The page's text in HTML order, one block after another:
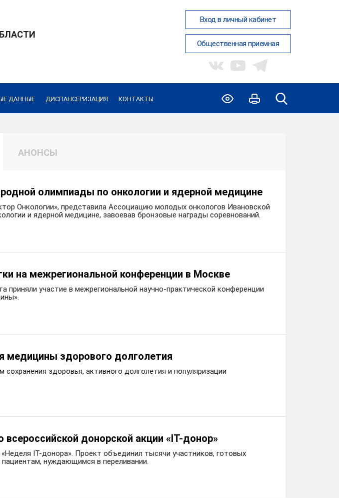
Вход в личный кабинет
Общественная приемная
ДАННЫЕ ДИСПАНСЕРИЗАЦИЯ КОНТАКТЫ
АНОНСЫ
олимпиады по онкологии и ядерной медицине
Онкологии», представила Ассоциацию молодых онкологов Ивановской
и ядерной медицине, завоевав бронзовые награды соревнований.
на межрегиональной конференции в Москве
приняли участие в межрегиональной научно-практической конференции
медицины здорового долголетия
здоровья, активного долголетия и популяризации
донорской акции «IT-донор»
IT-донора». Проект объединил тысячи участников, готовых
нуждающимся в переливании.